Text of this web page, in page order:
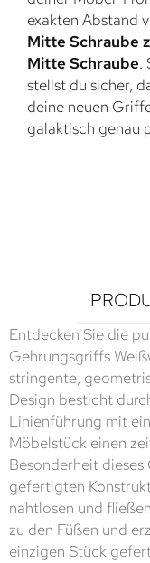
exakten Abstand
Mitte Schraube
Mitte Schraube.
stellst du sicher,
deine neuen
galaktisch genau
Entdecken Sie die
Gehrungsgriffs
stringente,
Design besticht
Linienführung mit
Möbelstück einen
Besonderheit
gefertigten
nahtlosen und
zu den Füßen und
einzigen Stück